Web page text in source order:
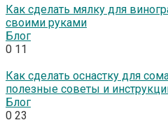
Как сделать мялку для
своими руками
Блог
0 11
Как сделать оснастку для
полезные советы и
Блог
0 23